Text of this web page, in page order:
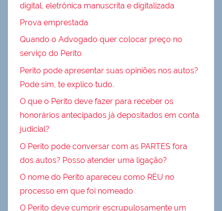
digital, eletrônica manuscrita e digitalizada
Prova emprestada
Quando o Advogado quer colocar preço no
serviço do Perito
Perito pode apresentar suas opiniões nos autos?
Pode sim, te explico tudo.
O que o Perito deve fazer para receber os
honorários antecipados já depositados em conta
judicial?
O Perito pode conversar com as PARTES fora
dos autos? Posso atender uma ligação?
O nome do Perito apareceu como RÉU no
processo em que foi nomeado
O Perito deve cumprir escrupulosamente um